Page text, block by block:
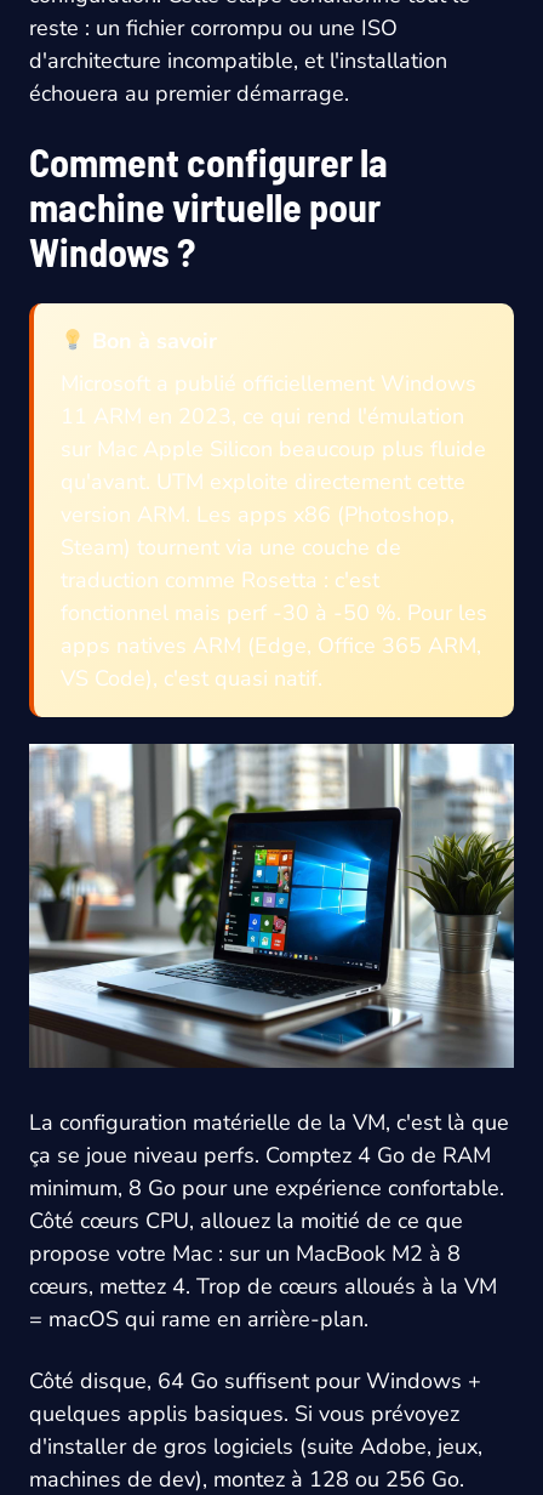
reste : un fichier corrompu ou une ISO
d'architecture incompatible, et l'installation
échouera au premier démarrage.
Comment configurer la
machine virtuelle pour
Windows ?
Bon à savoir
Microsoft a publié officiellement Windows
11 ARM en 2023, ce qui rend l'émulation
sur Mac Apple Silicon beaucoup plus fluide
qu'avant. UTM exploite directement cette
version ARM. Les apps x86 (Photoshop,
Steam) tournent via une couche de
traduction comme Rosetta : c'est
fonctionnel mais perf -30 à -50 %. Pour les
apps natives ARM (Edge, Office 365 ARM,
VS Code), c'est quasi natif.
La configuration matérielle de la VM, c'est là que
ça se joue niveau perfs. Comptez 4 Go de RAM
minimum, 8 Go pour une expérience confortable.
Côté cœurs CPU, allouez la moitié de ce que
propose votre Mac : sur un MacBook M2 à 8
cœurs, mettez 4. Trop de cœurs alloués à la VM
= macOS qui rame en arrière-plan.
Côté disque, 64 Go suffisent pour Windows +
quelques applis basiques. Si vous prévoyez
d'installer de gros logiciels (suite Adobe, jeux,
machines de dev), montez à 128 ou 256 Go.